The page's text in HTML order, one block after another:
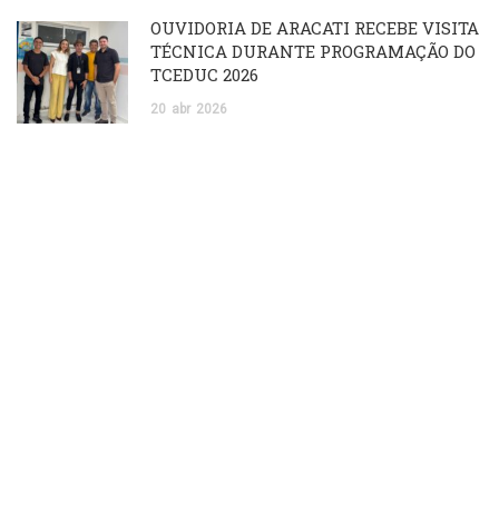
OUVIDORIA DE ARACATI RECEBE VISITA
TÉCNICA DURANTE PROGRAMAÇÃO DO
TCEDUC 2026
20 abr 2026